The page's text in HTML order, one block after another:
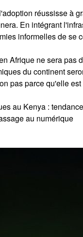
réussisse à
En intégrant
informelles de se
Afrique ne sera
du continent
pas parce qu'elle
au Kenya :
au numérique